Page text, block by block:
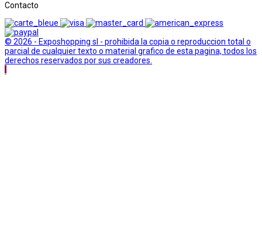
Contacto
© 2026 - Exposhopping sl - prohibida la copia o reproduccion total o
parcial de cualquier texto o material grafico de esta pagina, todos los
derechos reservados por sus creadores.